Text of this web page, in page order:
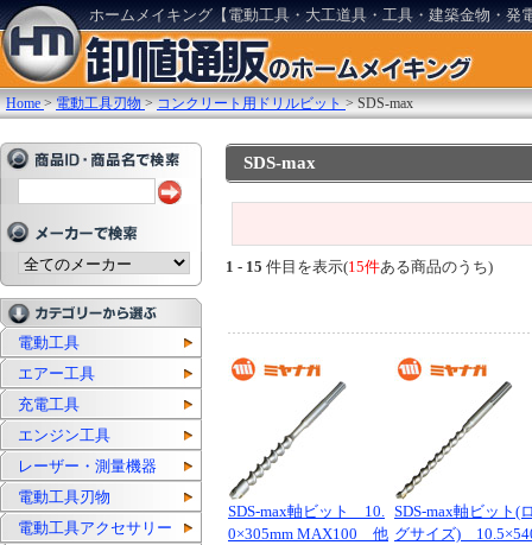
ホームメイキング【電動工具・大工道具・工具・建築金物・発
Home >電動工具刃物 >コンクリート用ドリルビット >SDS-max
電動工具
エアー工具
充電工具
エンジン工具
レーザー・測量機器
電動工具刃物
電動工具アクセサリー
SDS-max
1 - 15 件目を表示(15件ある商品のうち)
SDS-max軸ビット 10.
0×305mm MAX100 他
SDS-max軸ビット(
グサイズ)